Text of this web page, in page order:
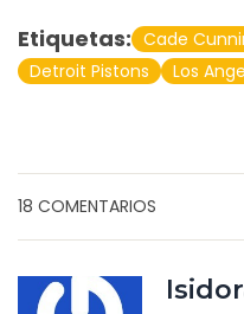
Etiquetas: Cade
Detroit Pistons
Los
18 COMENTARIOS